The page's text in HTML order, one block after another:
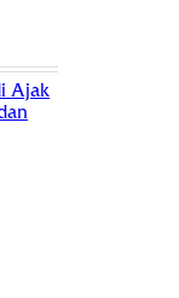
Ajak